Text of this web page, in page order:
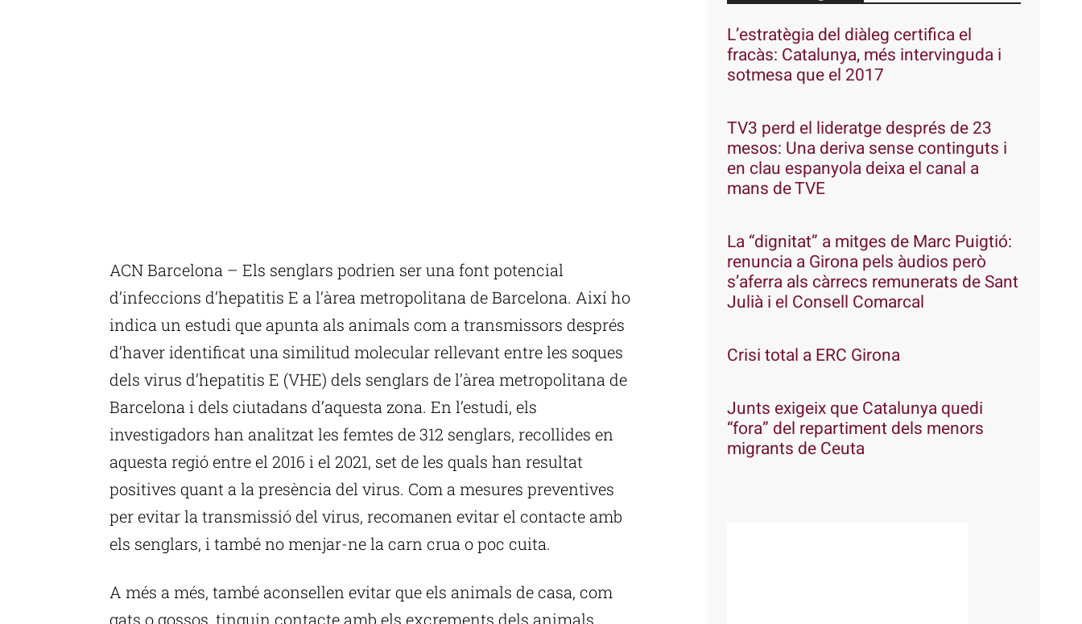
ACN Barcelona – Els senglars podrien ser una font potencial
d’infeccions d’hepatitis E a l’àrea metropolitana de Barcelona. Així ho
indica un estudi que apunta als animals com a transmissors després
d’haver identificat una similitud molecular rellevant entre les soques
dels virus d’hepatitis E (VHE) dels senglars de l’àrea metropolitana de
Barcelona i dels ciutadans d’aquesta zona. En l’estudi, els
investigadors han analitzat les femtes de 312 senglars, recollides en
aquesta regió entre el 2016 i el 2021, set de les quals han resultat
positives quant a la presència del virus. Com a mesures preventives
per evitar la transmissió del virus, recomanen evitar el contacte amb
els senglars, i també no menjar-ne la carn crua o poc cuita.
A més a més, també aconsellen evitar que els animals de casa, com
gats o gossos, tinguin contacte amb els excrements dels animals
L’estratègia del diàleg certifica el
fracàs: Catalunya, més intervinguda i
sotmesa que el 2017
TV3 perd el lideratge després de 23
mesos: Una deriva sense continguts i
en clau espanyola deixa el canal a
mans de TVE
La “dignitat” a mitges de Marc Puigtió:
renuncia a Girona pels àudios però
s’aferra als càrrecs remunerats de Sant
Julià i el Consell Comarcal
Crisi total a ERC Girona
Junts exigeix que Catalunya quedi
“fora” del repartiment dels menors
migrants de Ceuta